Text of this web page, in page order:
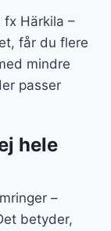
Härkila –
får du flere
mindre
passer
hele
–
betyder,